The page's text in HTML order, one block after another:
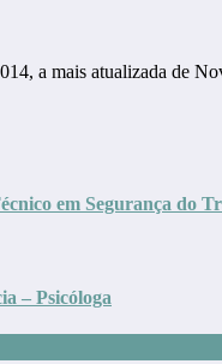
a mais atualizada de
em Segurança do
– Psicóloga